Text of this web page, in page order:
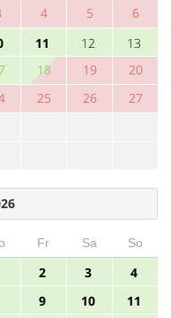
4 5 6
11 12 13
18 19 20
25 26 27
Fr Sa
So
2 3 4
9 10 11